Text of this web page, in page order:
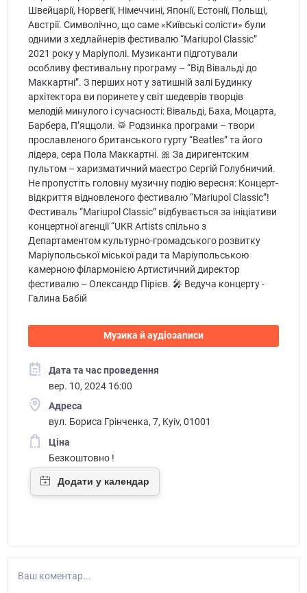
Швейцарії, Норвегії, Німеччині, Японії, Естонії, Польщі,
Австрії. Символічно, що саме «Київські солісти» були
одними з хедлайнерів фестивалю “Mariupol Classic”
2021 року у Маріуполі. Музиканти підготували
особливу фестивальну програму – “Від Вівальді до
Маккартні”. З перших нот у затишній залі Будинку
архітектора ви поринете у світ шедеврів творців
мелодій минулого і сучасності: Вівальді, Баха, Моцарта,
Барбера, Пʼяццоли. 🥁 Родзинка програми – твори
прославленого британського гурту “Beatles” та його
лідера, сера Пола Маккартні. 🎀 За диригентским
пультом – харизматичний маестро Сергій Голубничий.
Не пропустіть головну музичну подію вересня: Концерт-
відкриття відновленого фестивалю “Mariupol Classic”!
Фестиваль “Mariupol Classic” відбувається за ініціативи
концертної агенції “UKR Artists спільно з
Департаментом культурно-громадського розвитку
Маріупольської міської ради та Маріупольською
камерною філармонією Артистичний директор
фестивалю – Олександр Пірієв. 🎤 Ведуча концерту -
Галина Бабій
Музика й аудіозаписи
Дата та час проведення
вер. 10, 2024 16:00
Адреса
вул. Бориса Грінченка, 7, Kyiv, 01001
Ціна
Безкоштовно !
Ваш коментар...